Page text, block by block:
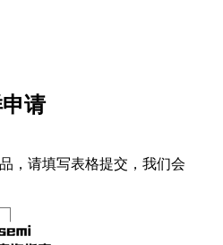
请
，请填写表格提交，我们会